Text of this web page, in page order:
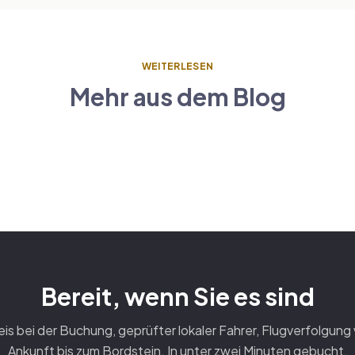
WEITERLESEN
Mehr aus dem Blog
machen
Bereit, wenn Sie es sind
bei der Buchung, geprüfter lokaler Fahrer, Flugverfolgung
Ankunft bis zum Bordstein. In unter zwei Minuten gebucht.